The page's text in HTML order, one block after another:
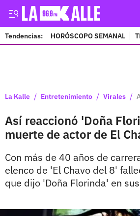
Tendencias: HORÓSCOPO SEMANAL
La Kalle / Entretenimiento / Virales /
Así reaccionó 'Doña
muerte de actor de El
Con más de 40 años de
elenco de 'El Chavo del 8'
que dijo 'Doña Florinda' en